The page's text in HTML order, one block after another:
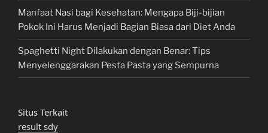
Manfaat Nasi bagi Kesehatan: Mengapa Biji-bijian
Pokok Ini Harus Menjadi Bagian Biasa dari Diet Anda
Spaghetti Night Dilakukan dengan Benar: Tips
Menyelenggarakan Pesta Pasta yang Sempurna
Situs Terkait
result sdy